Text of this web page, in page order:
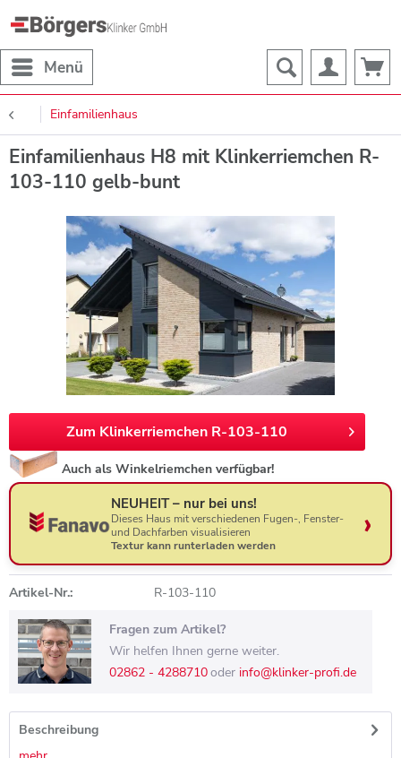
Menü
Einfamilienhaus
Einfamilienhaus H8 mit Klinkerriemchen R-
103-110 gelb-bunt
Zum Klinkerriemchen R-103-110
Auch als Winkelriemchen verfügbar!
NEUHEIT – nur bei uns!
Dieses Haus mit verschiedenen Fugen-, Fenster-
und Dachfarben visualisieren
Textur kann runterladen werden
Artikel-Nr.: R-103-110
Fragen zum Artikel?
Wir helfen Ihnen gerne weiter.
02862 - 4288710oder info@klinker-profi.de
Beschreibung